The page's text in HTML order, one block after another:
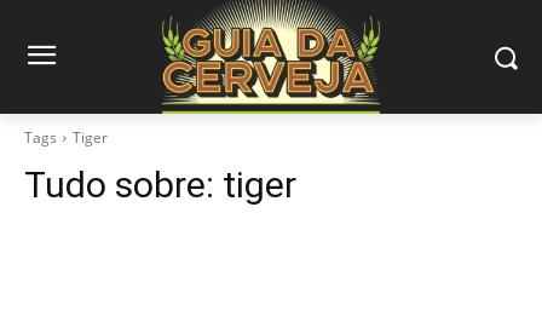
Tags Tiger
Tudo sobre: tiger